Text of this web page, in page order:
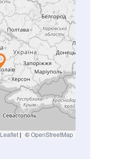
Leaflet | ©OpenStreetMap